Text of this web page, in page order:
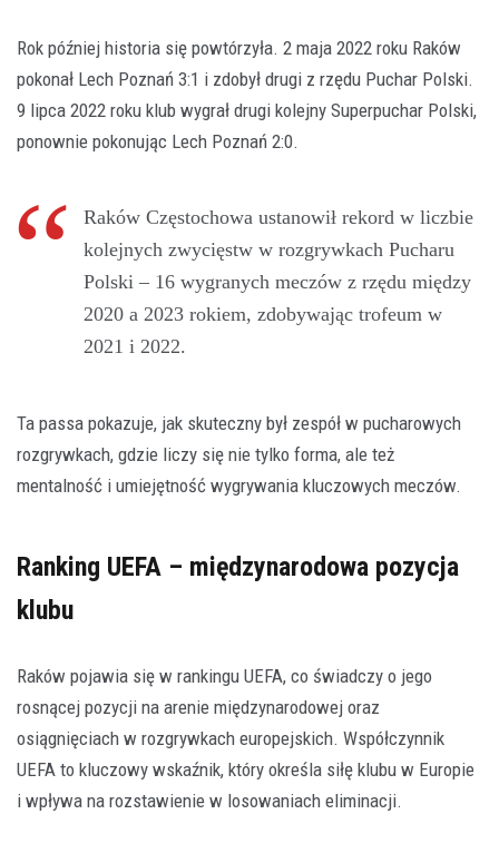
Rok później historia się powtórzyła. 2 maja 2022 roku Raków
pokonał Lech Poznań 3:1 i zdobył drugi z rzędu Puchar Polski.
9 lipca 2022 roku klub wygrał drugi kolejny Superpuchar Polski,
ponownie pokonując Lech Poznań 2:0.
Raków Częstochowa ustanowił rekord w liczbie
kolejnych zwycięstw w rozgrywkach Pucharu
Polski – 16 wygranych meczów z rzędu między
2020 a 2023 rokiem, zdobywając trofeum w
2021 i 2022.
Ta passa pokazuje, jak skuteczny był zespół w pucharowych
rozgrywkach, gdzie liczy się nie tylko forma, ale też
mentalność i umiejętność wygrywania kluczowych meczów.
Ranking UEFA – międzynarodowa pozycja
klubu
Raków pojawia się w rankingu UEFA, co świadczy o jego
rosnącej pozycji na arenie międzynarodowej oraz
osiągnięciach w rozgrywkach europejskich. Współczynnik
UEFA to kluczowy wskaźnik, który określa siłę klubu w Europie
i wpływa na rozstawienie w losowaniach eliminacji.